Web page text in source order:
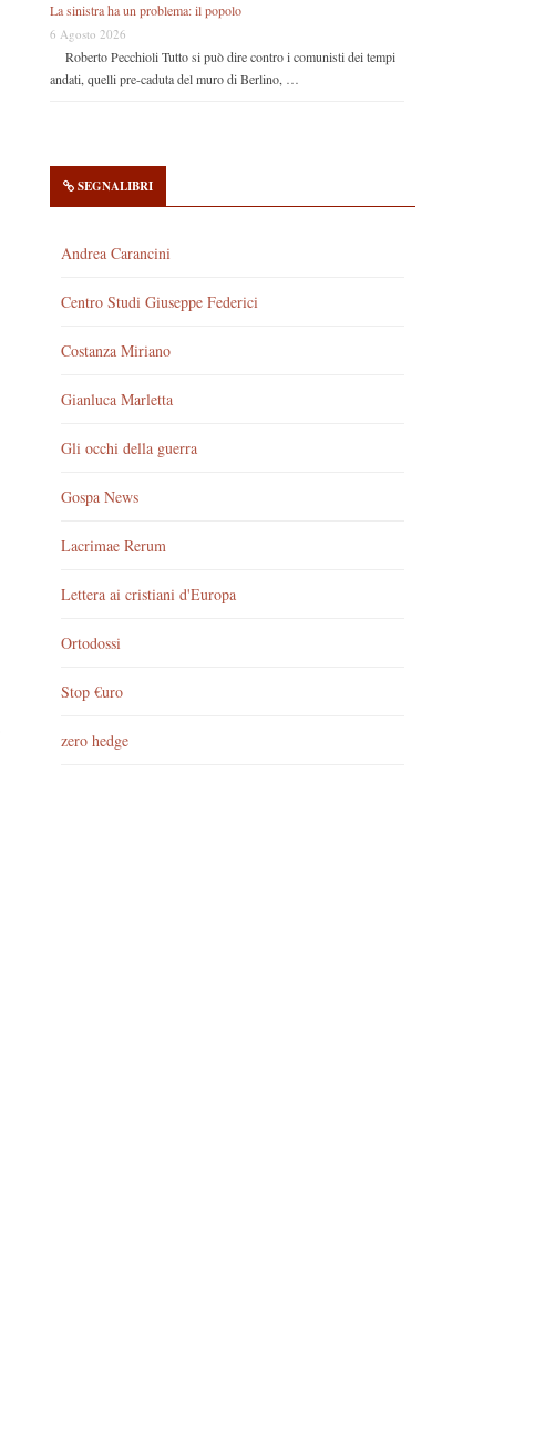
La sinistra ha un problema: il popolo
6 Agosto 2026
Roberto Pecchioli Tutto si può dire contro i comunisti dei tempi
andati, quelli pre-caduta del muro di Berlino, …
SEGNALIBRI
Andrea Carancini
Centro Studi Giuseppe Federici
Costanza Miriano
Gianluca Marletta
Gli occhi della guerra
Gospa News
Lacrimae Rerum
Lettera ai cristiani d'Europa
Ortodossi
Stop €uro
zero hedge